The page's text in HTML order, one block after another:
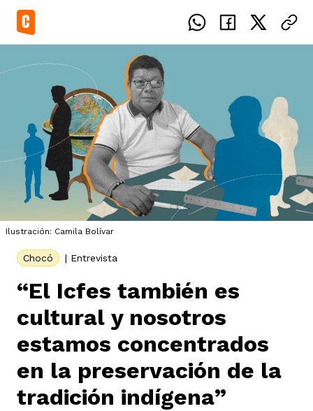
Ilustración: Camila Bolívar
Chocó | Entrevista
“El Icfes también es
cultural y nosotros
estamos concentrados
en la preservación de la
tradición indígena”
país
del Caguán
del Cesar
de Atrato
étnicos
armado
país